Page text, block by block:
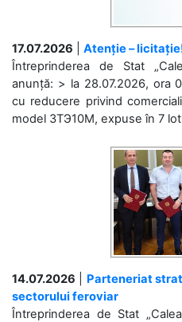
17.07.2026
Atenție –
Întreprinderea de Stat
anunță: > la 28.07.2026, ora
cu reducere privind
model 3ТЭ10М, expuse în 7
14.07.2026
Parteneriat
sectorului feroviar
Întreprinderea de Stat